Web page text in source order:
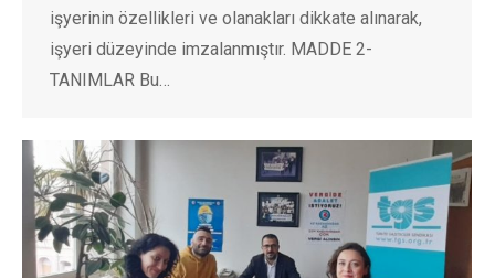
işyerinin özellikleri ve olanakları dikkate alınarak,
işyeri düzeyinde imzalanmıştır. MADDE 2-
TANIMLAR Bu…